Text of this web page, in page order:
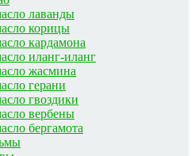
лаванды
корицы
кардамона
иланг-иланг
жасмина
герани
гвоздики
вербены
бергамота